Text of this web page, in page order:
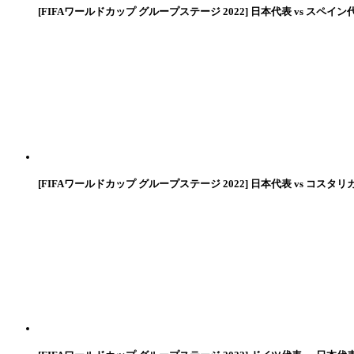
[FIFAワールドカップ グループステージ 2022] 日本代表 vs スペイン
[FIFAワールドカップ グループステージ 2022] 日本代表 vs コスタリ